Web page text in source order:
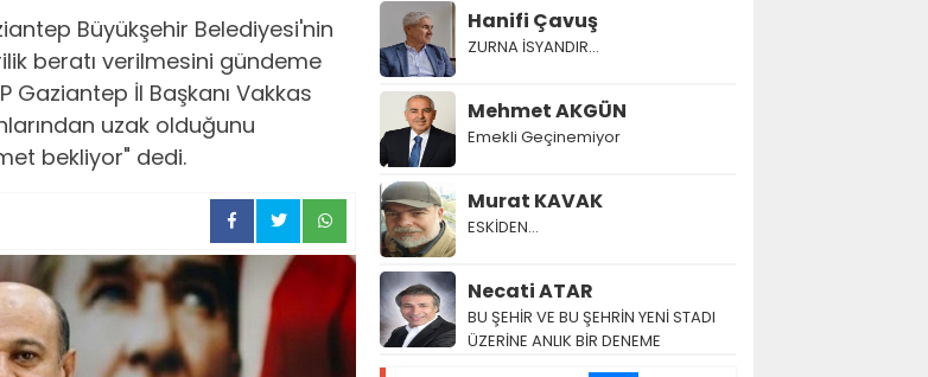
Büyükşehir Belediyesi'nin
beratı verilmesini gündeme
Gaziantep İl Başkanı Vakkas
uzak olduğunu
bekliyor" dedi.
Hanifi Çavuş
ZURNA İSYANDIR...
Mehmet AKGÜN
Emekli Geçinemiyor
Murat KAVAK
ESKİDEN...
Necati ATAR
BU ŞEHİR VE BU ŞEHRİN YENİ STADI
ÜZERİNE ANLIK BİR DENEME